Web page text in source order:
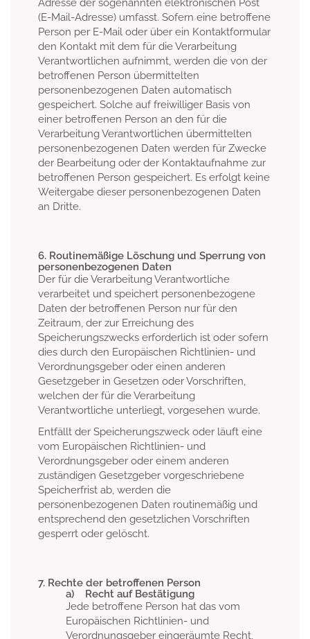
Adresse der sogenannten elektronischen Post
(E-Mail-Adresse) umfasst. Sofern eine betroffene
Person per E-Mail oder über ein Kontaktformular
den Kontakt mit dem für die Verarbeitung
Verantwortlichen aufnimmt, werden die von der
betroffenen Person übermittelten
personenbezogenen Daten automatisch
gespeichert. Solche auf freiwilliger Basis von
einer betroffenen Person an den für die
Verarbeitung Verantwortlichen übermittelten
personenbezogenen Daten werden für Zwecke
der Bearbeitung oder der Kontaktaufnahme zur
betroffenen Person gespeichert. Es erfolgt keine
Weitergabe dieser personenbezogenen Daten
an Dritte.
6. Routinemäßige Löschung und Sperrung von
personenbezogenen Daten
Der für die Verarbeitung Verantwortliche
verarbeitet und speichert personenbezogene
Daten der betroffenen Person nur für den
Zeitraum, der zur Erreichung des
Speicherungszwecks erforderlich ist oder sofern
dies durch den Europäischen Richtlinien- und
Verordnungsgeber oder einen anderen
Gesetzgeber in Gesetzen oder Vorschriften,
welchen der für die Verarbeitung
Verantwortliche unterliegt, vorgesehen wurde.
Entfällt der Speicherungszweck oder läuft eine
vom Europäischen Richtlinien- und
Verordnungsgeber oder einem anderen
zuständigen Gesetzgeber vorgeschriebene
Speicherfrist ab, werden die
personenbezogenen Daten routinemäßig und
entsprechend den gesetzlichen Vorschriften
gesperrt oder gelöscht.
7. Rechte der betroffenen Person
a) Recht auf Bestätigung
Jede betroffene Person hat das vom
Europäischen Richtlinien- und
Verordnungsgeber eingeräumte Recht,